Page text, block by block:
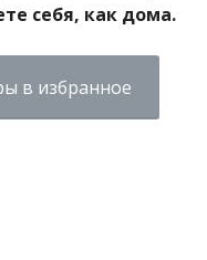
себя, как дома.
в избранное